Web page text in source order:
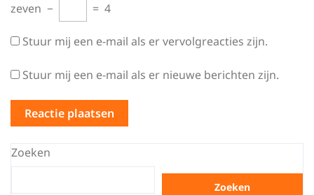
zeven − = 4
Stuur mij een e-mail als er vervolgreacties zijn.
Stuur mij een e-mail als er nieuwe berichten zijn.
Zoeken
Zoeken